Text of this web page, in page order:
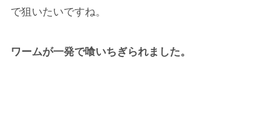
で狙いたいですね。
ワームが一発で喰いちぎられました。